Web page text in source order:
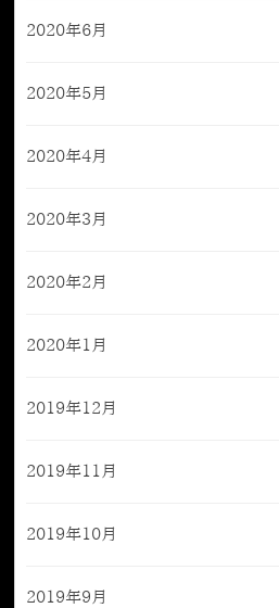
2020年6月
2020年5月
2020年4月
2020年3月
2020年2月
2020年1月
2019年12月
2019年11月
2019年10月
2019年9月